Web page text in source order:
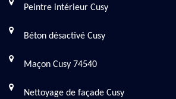
Peintre intérieur Cusy
Béton désactivé Cusy
Maçon Cusy 74540
Nettoyage de façade Cusy